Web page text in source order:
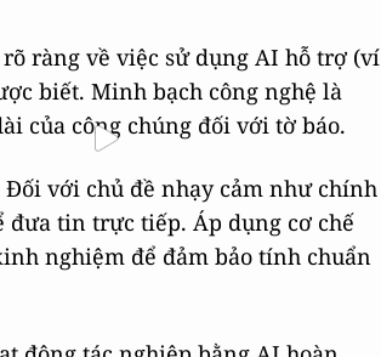
ràng về việc sử dụng AI hỗ trợ (ví
biết. Minh bạch công nghệ là
của công chúng đối với tờ báo.
với chủ đề nhạy cảm như chính
tin trực tiếp. Áp dụng cơ chế
nghiệm để đảm bảo tính chuẩn